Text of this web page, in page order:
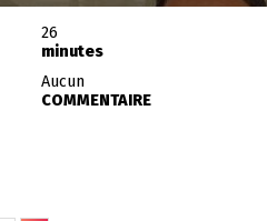
26
minutes
Aucun
COMMENTAIRE